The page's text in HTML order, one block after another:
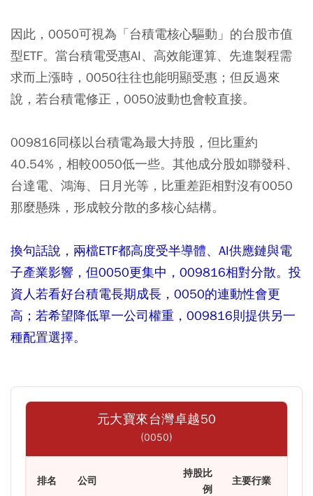
因此，0050可視為「台積電核心驅動」的台股市值
型ETF。當台積電受惠AI、高效能運算、先進製程需
求而上漲時，0050往往也能明顯受惠；但反過來
說，若台積電修正，0050波動也會較直接。
009816同樣以台積電為最大持股，但比重約
40.54%，相較0050低一些。其他成分股如聯發科、
台達電、鴻海、日月光等，比重差距相對沒有0050
那麼懸殊，形成較分散的多核心結構。
換句話說，兩檔ETF都高度受半導體、AI供應鏈與電
子產業影響，但0050更集中，009816相對分散。投
資人若看好台積電長期成長，0050的連動性會更
高；若希望降低單一公司權重，009816則提供另一
種配置選擇。
元大寶來台灣卓越50
(0050)
排名 公司
持股比
例
主要行業